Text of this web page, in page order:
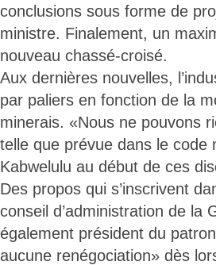
conclusions sous forme de
ministre. Finalement, un
nouveau chassé-croisé.
Aux dernières nouvelles,
par paliers en fonction de la
minerais. «Nous ne pouvons
telle que prévue dans le code
Kabwelulu au début de ces
Des propos qui s’inscrivent
conseil d’administration de la
également président du
aucune renégociation» dès